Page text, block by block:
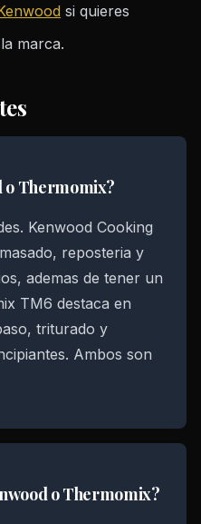
si quieres
marca.
o Thermomix?
Kenwood Cooking
reposteria y
ademas de tener un
TM6 destaca en
triturado y
Ambos son
o Thermomix?